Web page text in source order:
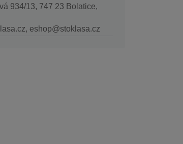
934/13, 747 23 Bolatice,
eshop@stoklasa.cz